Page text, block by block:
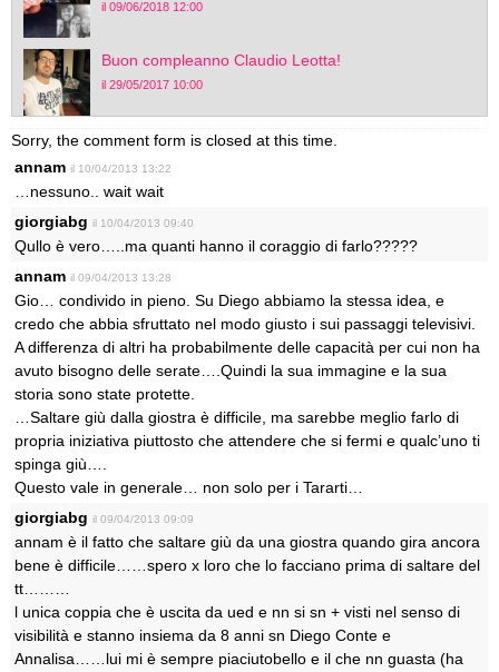
il 09/06/2018 12:00
Buon compleanno Claudio Leotta!
il 29/05/2017 10:00
Sorry, the comment form is closed at this time.
annam il 10/04/2013 13:22
…nessuno.. wait wait
giorgiabg il 10/04/2013 09:40
Qullo è vero…..ma quanti hanno il coraggio di farlo?????
annam il 09/04/2013 13:28
Gio… condivido in pieno. Su Diego abbiamo la stessa idea, e
credo che abbia sfruttato nel modo giusto i sui passaggi televisivi.
A differenza di altri ha probabilmente delle capacità per cui non ha
avuto bisogno delle serate….Quindi la sua immagine e la sua
storia sono state protette.
…Saltare giù dalla giostra è difficile, ma sarebbe meglio farlo di
propria iniziativa piuttosto che attendere che si fermi e qualc’uno ti
spinga giù….
Questo vale in generale… non solo per i Tararti…
giorgiabg il 09/04/2013 09:09
annam è il fatto che saltare giù da una giostra quando gira ancora
bene è difficile……spero x loro che lo facciano prima di saltare del
tt………
l unica coppia che è uscita da ued e nn si sn + visti nel senso di
visibilità e stanno insiema da 8 anni sn Diego Conte e
Annalisa……lui mi è sempre piaciutobello e il che nn guasta (ha